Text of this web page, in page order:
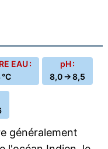
EAU :
pH :
8,0 → 8,5
généralement